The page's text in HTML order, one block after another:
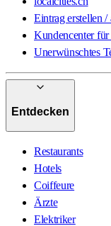
Eintrag erstellen /
Kundencenter für
Unerwünschtes
Entdecken
Restaurants
Hotels
Coiffeure
Ärzte
Elektriker